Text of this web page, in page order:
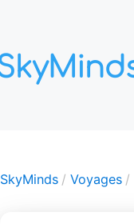
SkyMinds Voyages